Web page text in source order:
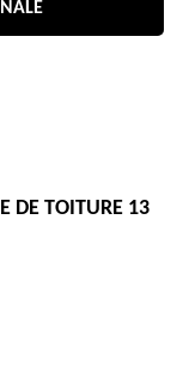
DE TOITURE 13